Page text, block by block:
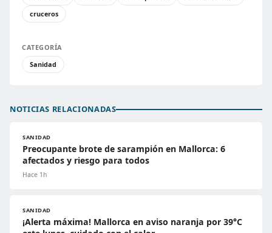
cruceros
CATEGORÍA
Sanidad
NOTICIAS RELACIONADAS
SANIDAD
Preocupante brote de sarampión en Mallorca: 6
afectados y riesgo para todos
Hace 1h
SANIDAD
¡Alerta máxima! Mallorca en aviso naranja por 39°C